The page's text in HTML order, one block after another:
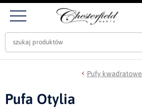
Pufy kwadratowe
Pufa Otylia